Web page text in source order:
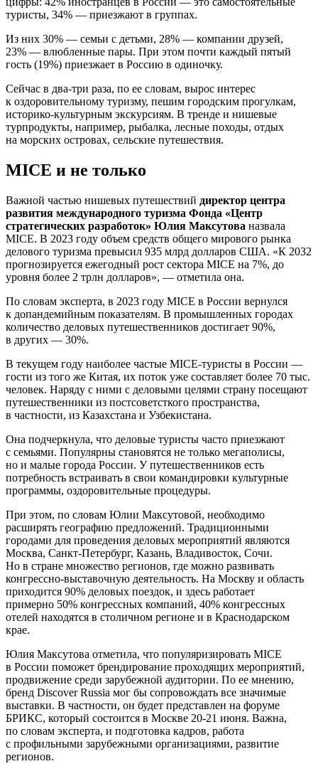
туристы, 34% — приезжают в группах.
Из них 30% — семьи с детьми, 28% — компании друзей,
23% — влюбленные пары. При этом почти каждый пятый
гость (19%) приезжает в Россию в одиночку.
Сейчас в два-три раза, по ее словам, вырос интерес
к оздоровительному туризму, пешим городским прогулкам,
историко-культурным экскурсиям. В тренде и нишевые
турпродукты, например, рыбалка, лесные походы, отдых
на морских островах, сельские путешествия.
MICE и не только
Важной частью нишевых путешествий директор центра
развития международного туризма Фонда «Центр
стратегических разработок» Юлия Максутова назвала
MICE. В 2023 году объем средств общего мирового рынка
делового туризма превысил 935 млрд долларов США. «К 2032
прогнозируется ежегодный рост сектора MICE на 7%, до
уровня более 2 трлн долларов», — отметила она.
По словам эксперта, в 2023 году MICE в России вернулся
к допандемийным показателям. В промышленных городах
количество деловых путешественников достигает 90%,
в других — 30%.
В текущем году наиболее частые MICE-туристы в России —
гости из того же Китая, их поток уже составляет более 70 тыс.
человек. Наряду с ними с деловыми целями страну посещают
путешественники из постсоветсткого пространства,
в частности, из Казахстана и Узбекистана.
Она подчеркнула, что деловые туристы часто приезжают
с семьями. Популярны становятся не только мегаполисы,
но и малые города России. У путешественников есть
потребность встраивать в свои командировки культурные
программы, оздоровительные процедуры.
При этом, по словам Юлии Максутовой, необходимо
расширять географию предложений. Традиционными
городами для проведения деловых мероприятий являются
Москва, Санкт-Петербург, Казань, Владивосток, Сочи.
Но в стране множество регионов, где можно развивать
конгрессно-выставочную деятельность. На Москву и область
приходится 90% деловых поездок, и здесь работает
примерно 50% конгрессных компаний, 40% конгрессных
отелей находятся в столичном регионе и в Краснодарском
крае.
Юлия Максутова отметила, что популяризировать MICE
в России поможет брендирование проходящих мероприятий,
продвижение среди зарубежной аудитории. По ее мнению,
бренд Discover Russia мог бы сопровождать все значимые
выставки. В частности, он будет представлен на форуме
БРИКС, который состоится в Москве 20-21 июня. Важна,
по словам эксперта, и подготовка кадров, работа
с профильными зарубежными организациями, развитие
регионов.